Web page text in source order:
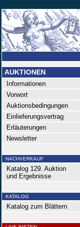
AUKTIONEN
Informationen
Vorwort
Auktionsbedingungen
Einlieferungsvertrag
Erläuterungen
Newsletter
NACHVERKAUF
Katalog 129. Auktion
und Ergebnisse
KATALOG
Katalog zum Blättern